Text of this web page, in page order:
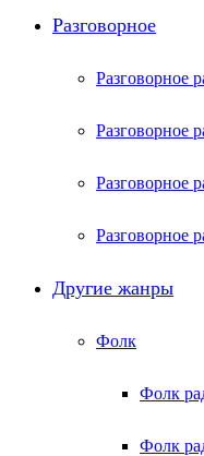
Разговорное
Разговорное
Разговорное
Разговорное
Разговорное
Другие жанры
Фолк
Фолк
Фолк